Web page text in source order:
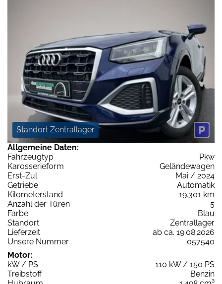
Standort Zentrallager
Allgemeine Daten:
Fahrzeugtyp
Pkw
Karosserieform
Geländewagen
Erst-Zul.
Mai / 2024
Getriebe
Automatik
Kilometerstand
19.301 km
Anzahl der Türen
5
Farbe
Blau
Standort
Zentrallager
Lieferzeit
ab ca. 19.08.2026
Unsere Nummer
057540
Motor:
kW / PS
110 kW / 150 PS
Treibstoff
Benzin